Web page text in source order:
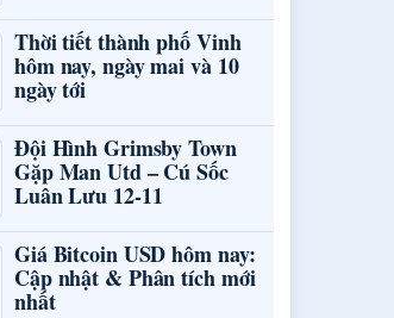
Thời tiết thành phố Vinh
hôm nay, ngày mai và 10
ngày tới
Đội Hình Grimsby Town
Gặp Man Utd – Cú Sốc
Luân Lưu 12-11
Giá Bitcoin USD hôm nay:
Cập nhật & Phân tích mới
nhất